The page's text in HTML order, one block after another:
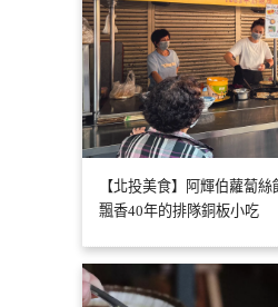
【北投美食】阿輝伯蘿蔔
飄香40年的排隊銅板小吃